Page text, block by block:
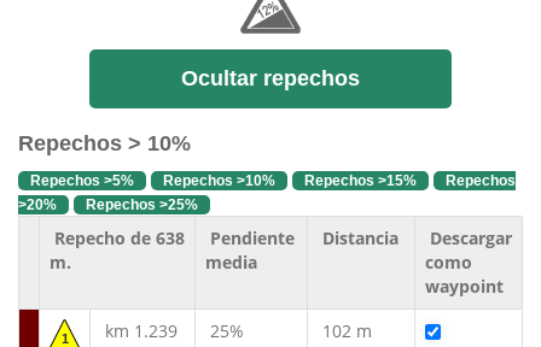
Ocultar repechos
Repechos > 10%
Repechos >5% Repechos >10% Repechos >15%
Repechos
>20%
Repechos >25%
Repecho de 638
m.
Pendiente
media
Distancia
Descargar
como
waypoint
1 km 1.239 25% 102 m